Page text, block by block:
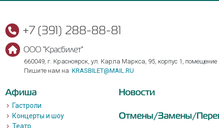
+7 (391) 288-88-81
ООО "Красбилет"
660049, г. Красноярск, ул. Карла Маркса, 95, корпус 1, помещение
Пишите нам на KRASBILET@MAIL.RU
Афиша
Гастроли
Концерты и шоу
Театр
Новости
Отмены/Замены/